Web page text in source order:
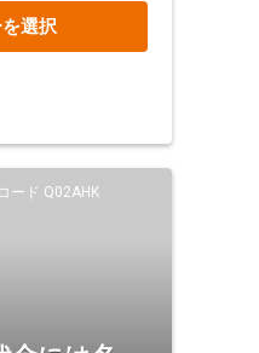
選択
ード Q02AHK